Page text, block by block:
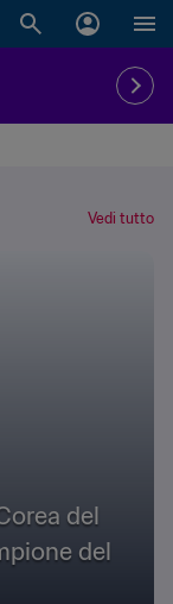
Vedi tutto
del
del